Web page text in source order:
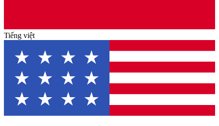
Tiếng việt